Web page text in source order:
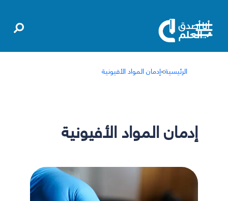
الرئيسية>إدمان المواد الأفيونية
إدمان المواد الأفيونية